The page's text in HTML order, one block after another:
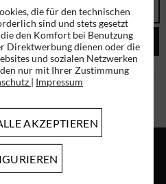
zur Kenntnis genommen.
UNS
die für den technischen
sind und stets gesetzt
den Komfort bei Benutzung
Direktwerbung dienen oder die
und sozialen Netzwerken
nur mit Ihrer Zustimmung
| Impressum
AKZEPTIEREN